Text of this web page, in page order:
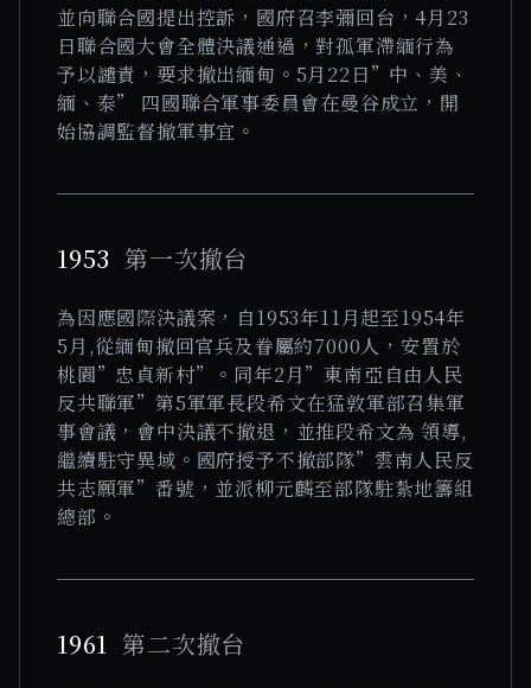
並向聯合國提出控訴，國府召李彌回台，4月23
日聯合國大會全體決議通過，對孤軍滯緬行為
予以譴責，要求撤出緬甸。5月22日”中、美、
緬、泰” 四國聯合軍事委員會在曼谷成立，開
始協調監督撤軍事宜。
1953 第一次撤台
為因應國際決議案，自1953年11月起至1954年
5月,從緬甸撤回官兵及眷屬約7000人，安置於
桃園”忠貞新村”。同年2月”東南亞自由人民
反共聯軍”第5軍軍長段希文在猛敦軍部召集軍
事會議，會中決議不撤退，並推段希文為 領導,
繼續駐守異域。國府授予不撤部隊”雲南人民反
共志願軍”番號，並派柳元麟至部隊駐紮地籌組
總部。
1961 第二次撤台